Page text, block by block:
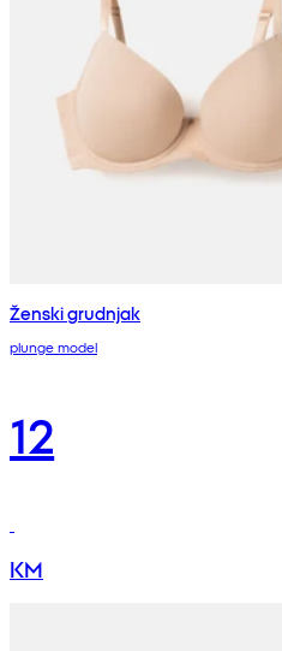
Ženski grudnjak
plunge model
12
KM